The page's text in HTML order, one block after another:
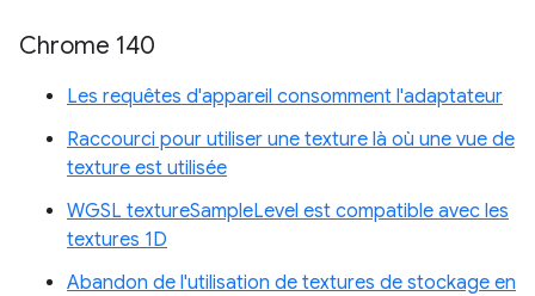
Chrome 140
Les requêtes d'appareil consomment l'adaptateur
Raccourci pour utiliser une texture là où une vue de
texture est utilisée
WGSL textureSampleLevel est compatible avec les
textures 1D
Abandon de l'utilisation de textures de stockage en